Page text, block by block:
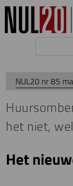
Overslaan en naar de
NUL20 nr 85
het niet,
Het